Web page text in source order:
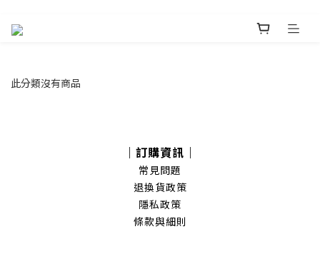
此分類沒有商品
｜訂購資訊｜
常見問題
退換貨政策
隱私政策
條款與細則